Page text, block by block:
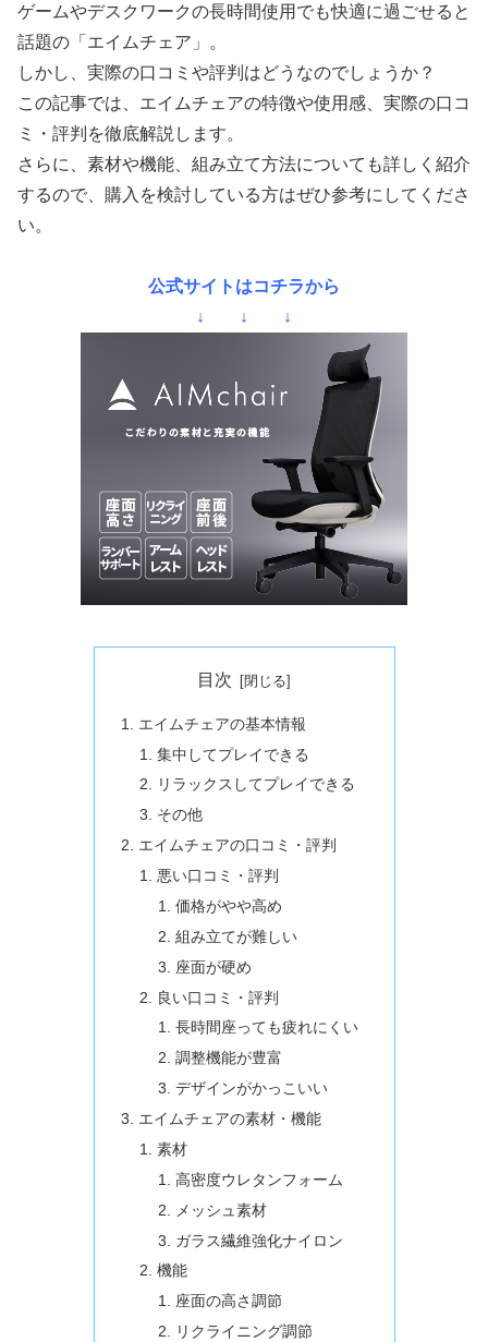
ゲームやデスクワークの長時間使用でも快適に過ごせると
話題の「エイムチェア」。
しかし、実際の口コミや評判はどうなのでしょうか？
この記事では、エイムチェアの特徴や使用感、実際の口コ
ミ・評判を徹底解説します。
さらに、素材や機能、組み立て方法についても詳しく紹介
するので、購入を検討している方はぜひ参考にしてくださ
い。
公式サイトはコチラから
↓ ↓ ↓
目次
エイムチェアの基本情報
集中してプレイできる
リラックスしてプレイできる
その他
エイムチェアの口コミ・評判
悪い口コミ・評判
価格がやや高め
組み立てが難しい
座面が硬め
良い口コミ・評判
長時間座っても疲れにくい
調整機能が豊富
デザインがかっこいい
エイムチェアの素材・機能
素材
高密度ウレタンフォーム
メッシュ素材
ガラス繊維強化ナイロン
機能
座面の高さ調節
リクライニング調節